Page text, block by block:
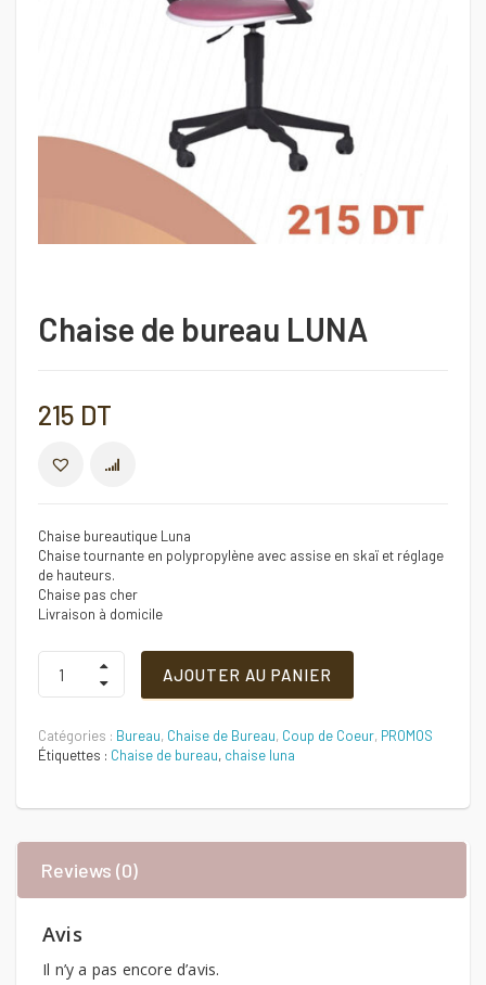
Chaise de bureau LUNA
215 DT
Chaise bureautique Luna
Chaise tournante en polypropylène avec assise en skaï et réglage
de hauteurs.
Chaise pas cher
Livraison à domicile
Chaise
bureau
Quantité
AJOUTER AU PANIER
Catégories : Bureau, Chaise de Bureau, Coup de Coeur, PROMOS
Étiquettes : Chaise de bureau, chaise luna
Reviews (0)
Avis
Il n’y a pas encore d’avis.